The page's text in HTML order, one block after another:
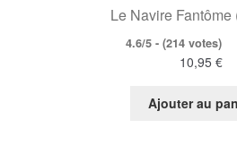
Le Navire Fantôme
4.6/5 - (214 votes)
10,95 €
Ajouter au